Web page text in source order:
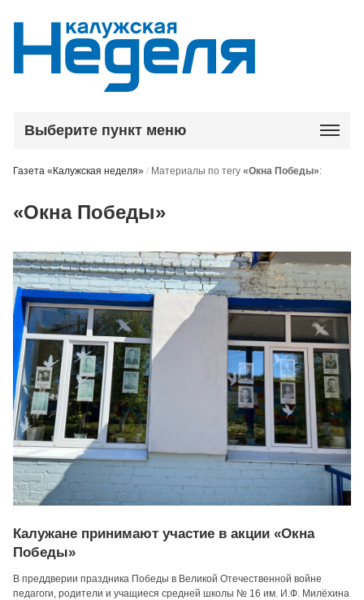
Выберите пункт меню
Газета «Калужская неделя» / Материалы по тегу«Окна Победы»:
«Окна Победы»
Калужане принимают участие в акции «Окна
Победы»
В преддверии праздника Победы в Великой Отечественной войне
педагоги, родители и учащиеся средней школы № 16 им. И.Ф. Милёхина